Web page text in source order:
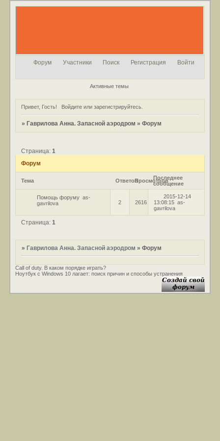
Форум Участники Поиск Регистрация Войти
Активные темы
Привет, Гость! Войдитеили зарегистрируйтесь.
» Гаврилова Анна. Запасной аэродром »Форум
Форум
Страница:1
Тема ОтветовПросмотровПоследнее
сообщение
Помощь форуму as-
gavrilova
2 2616
2015-12-14
13:08:15 as-
gavrilova
Страница: 1
» Гаврилова Анна. Запасной аэродром »Форум
Call of duty. В каком порядке играть?
Ноутбук с Windows 10 лагает: поиск причин и способы устранения